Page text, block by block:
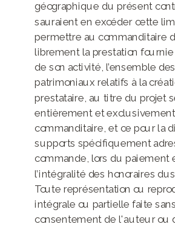
géographique du présent
sauraient en excéder cette
permettre au commanditaire
librement la prestation fournie
de son activité, l’ensemble
patrimoniaux relatifs à la
prestataire, au titre du projet
entièrement et
commanditaire, et ce pour la
supports spécifiquement
commande, lors du paiement
l’intégralité des honoraires
Toute représentation ou
intégrale ou partielle faite
consentement de l'auteur ou